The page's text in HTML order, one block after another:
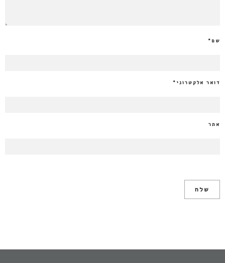
שם*
דואר אלקטרוני *
אתר